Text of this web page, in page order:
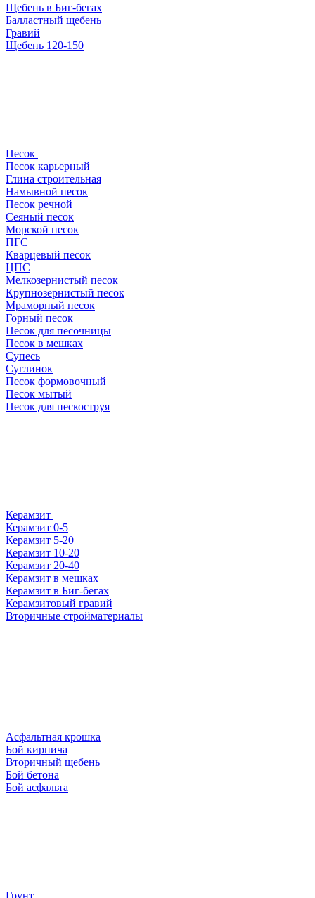
Щебень в Биг-бегах
Балластный щебень
Гравий
Щебень 120-150
Песок
Песок карьерный
Глина строительная
Намывной песок
Песок речной
Сеяный песок
Морской песок
ПГС
Кварцевый песок
ЦПС
Мелкозернистый песок
Крупнозернистый песок
Мраморный песок
Горный песок
Песок для песочницы
Песок в мешках
Супесь
Суглинок
Песок формовочный
Песок мытый
Песок для пескоструя
Керамзит
Керамзит 0-5
Керамзит 5-20
Керамзит 10-20
Керамзит 20-40
Керамзит в мешках
Керамзит в Биг-бегах
Керамзитовый гравий
Вторичные стройматериалы
Асфальтная крошка
Бой кирпича
Вторичный щебень
Бой бетона
Бой асфальта
Грунт